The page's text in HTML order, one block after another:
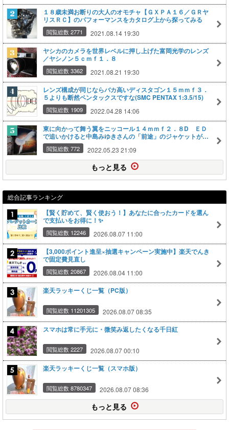
１８歳未満お断りの大人のオモチャ【ＧＸＰＡ１６／ＧＲヤ
リスＲＣ】のパフォーマンスをカタログ上から探ってみる
閲覧総数 2771 2021.08.14 19:30
ヤシカのカメラを世界レベルに押し上げた富岡光学のレンズ
／ヤシノン５ｃｍｆ１．８
閲覧総数 3362 2021.08.21 19:30
レンズ構成が同じならバカ高いディスタゴン１５ｍｍｆ３．
５よりも断然ペンタックスですな(SMC PENTAX 1:3.5/15)
閲覧総数 1909 2022.04.28 14:06
東に向かって舞う翼をニッコール１４ｍｍｆ２．８D ＥＤ
で追いかけると中島みゆきさんの「前途」のジャケットが見
えた
閲覧総数 772 2022.05.23 21:09
もっと見る
総合記事ランキング
【賢く貯めて、賢く使おう！】あなたに合ったカードを選ん
で支払いをお得に！✨
閲覧総数 12246 2026.08.07 11:00
【3,000ポイント進呈×抽選キャンペーン実施中】楽天でんき
で固定費見直し
閲覧総数 20867 2026.08.04 11:00
楽天ラッキーくじ一覧（PC版）
閲覧総数 11201305 2026.08.07 08:35
スマホは常に手元に・微笑み返したくなる千日紅
閲覧総数 2227 2026.08.07 00:10
楽天ラッキーくじ一覧（スマホ版）
閲覧総数 8780347 2026.08.07 08:36
もっと見る